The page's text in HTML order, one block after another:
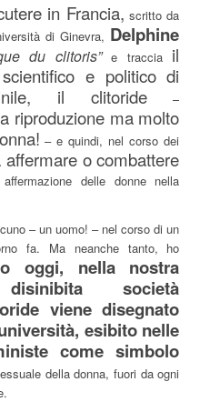
in Francia, scritto da
di Ginevra, Delphine
du clitoris”e traccia il
e politico di
il clitoride –
riproduzione ma molto
– e quindi, nel corso dei
affermare o combattere
delle donne nella
– un uomo! – nel corso di un
fa. Ma neanche tanto, ho
oggi, nella nostra
società
viene disegnato
esibito nelle
come simbolo
della donna, fuori da ogni